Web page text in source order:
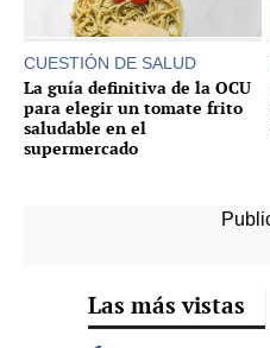
CUESTIÓN DE SALUD
La guía definitiva de la OCU
para elegir un tomate frito
saludable en el
supermercado
Las más vistas